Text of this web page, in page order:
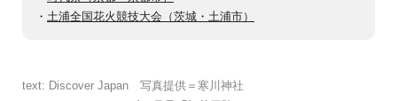
・ 土浦全国花火競技大会（茨城・土浦市）
text: Discover Japan 写真提供＝寒川神社